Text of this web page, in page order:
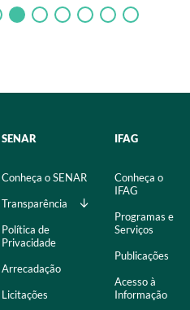
SENAR
Conheça o SENAR
Transparência
Política de
Privacidade
Arrecadação
Licitações
IFAG
Conheça o
IFAG
Programas e
Serviços
Publicações
Acesso à
Informação